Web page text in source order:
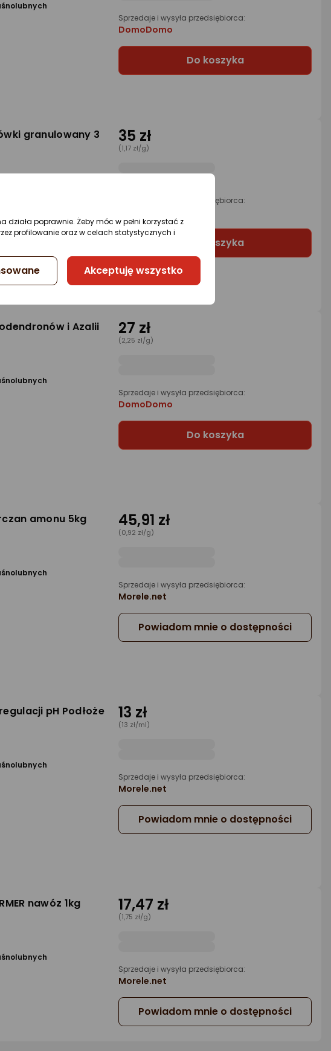
Sprzedaje i wysyła przedsiębiorca:
DomoDomo
Do koszyka
granulowany 3 35 zł
(1,17 zł/g)
Sprzedaje i wysyła przedsiębiorca:
Do koszyka
i Azalii 27 zł
(2,25 zł/g)
Sprzedaje i wysyła przedsiębiorca:
DomoDomo
Do koszyka
amonu 5kg 45,91 zł
(0,92 zł/g)
Sprzedaje i wysyła przedsiębiorca:
Morele.net
Powiadom mnie o dostępności
pH Podłoże 13 zł
(13 zł/ml)
Sprzedaje i wysyła przedsiębiorca:
Morele.net
Powiadom mnie o dostępności
nawóz 1kg 17,47 zł
(1,75 zł/g)
Sprzedaje i wysyła przedsiębiorca:
Morele.net
Powiadom mnie o dostępności
działa poprawnie. Żeby móc w pełni korzystać z
profilowanie oraz w celach statystycznych i
Akceptuję wszystko